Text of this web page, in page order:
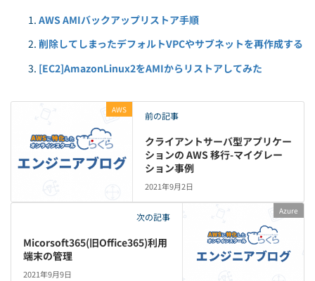
AWS AMIバックアップリストア手順
削除してしまったデフォルトVPCやサブネットを再作成する
[EC2]AmazonLinux2をAMIからリストアしてみた
AWS
前の記事
クライアントサーバ型アプリケー
ションの AWS 移行-マイグレー
ション事例
2021年9月2日
Azure
次の記事
Micorsoft365(旧Office365)利用
端末の管理
2021年9月9日